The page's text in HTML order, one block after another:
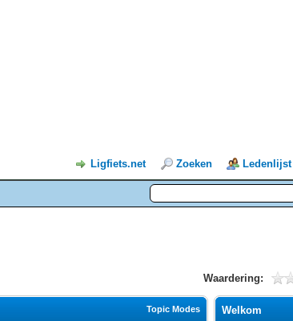
Ligfiets.net Zoeken Ledenlijst
Waardering:
Topic Modes Welkom